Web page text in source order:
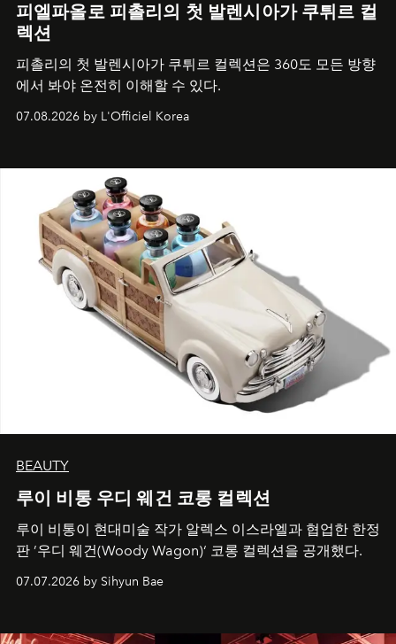
피엘파올로 피촐리의 첫 발렌시아가 쿠튀르 컬
렉션
피촐리의 첫 발렌시아가 쿠튀르 컬렉션은 360도 모든 방향
에서 봐야 온전히 이해할 수 있다.
07.08.2026 by L'Officiel Korea
BEAUTY
루이 비통 우디 웨건 코롱 컬렉션
루이 비통이 현대미술 작가 알렉스 이스라엘과 협업한 한정
판 ’우디 웨건(Woody Wagon)‘ 코롱 컬렉션을 공개했다.
07.07.2026 by Sihyun Bae